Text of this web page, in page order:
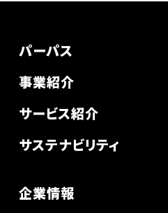
パーパス
事業紹介
サービス紹介
サステナビリティ
企業情報